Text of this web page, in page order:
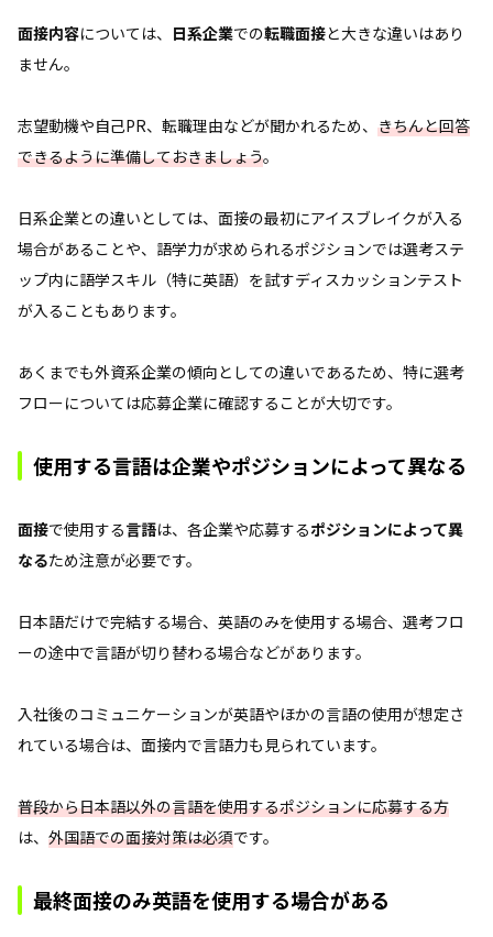
面接内容については、 日系企業での転職面接と大きな違いはあり
ません。
志望動機や自己PR、転職理由などが聞かれるため、 きちんと回答
できるように準備しておきましょう。
日系企業との違いとしては、面接の最初にアイスブレイクが入る
場合があることや、語学力が求められるポジションでは選考ステ
ップ内に語学スキル（特に英語）を試すディスカッションテスト
が入ることもあります。
あくまでも外資系企業の傾向としての違いであるため、特に選考
フローについては応募企業に確認することが大切です。
使用する言語は企業やポジションによって異なる
面接で使用する言語は、各企業や応募するポジションによって異
なるため注意が必要です。
日本語だけで完結する場合、英語のみを使用する場合、選考フロ
ーの途中で言語が切り替わる場合などがあります。
入社後のコミュニケーションが英語やほかの言語の使用が想定さ
れている場合は、面接内で言語力も見られています。
普段から日本語以外の言語を使用するポジションに応募する方
は、 外国語での面接対策は必須です。
最終面接のみ英語を使用する場合がある